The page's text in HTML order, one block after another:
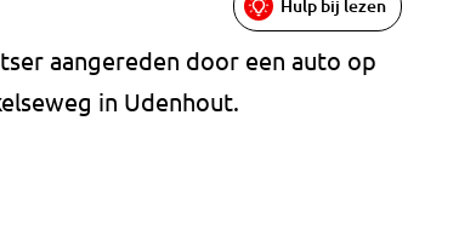
Hulp bij lezen
aangereden door een auto op
in Udenhout.